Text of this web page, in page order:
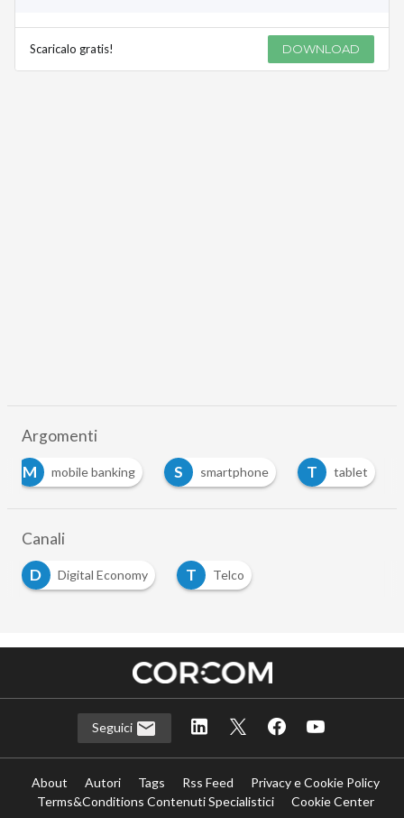
Scaricalo gratis! DOWNLOAD
Argomenti
M
mobile banking S smartphone T tablet
Canali
D
Digital Economy T Telco
Seguici
About Autori Tags Rss Feed
Privacy e Cookie Policy
Terms&Conditions Contenuti Specialistici
Cookie Center